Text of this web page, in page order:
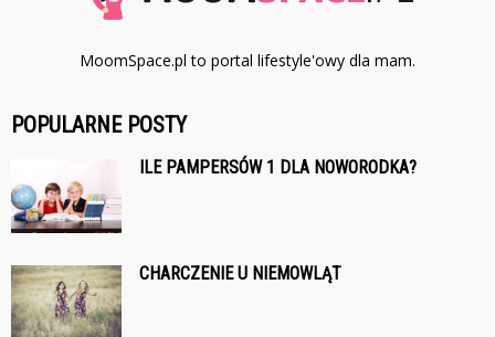
MoomSpace.pl to portal lifestyle'owy dla mam.
POPULARNE POSTY
ILE PAMPERSÓW 1 DLA NOWORODKA?
CHARCZENIE U NIEMOWLĄT